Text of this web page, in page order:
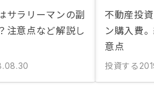
サラリーマンの副
注意点など解説し
不動産投
ン購入費
意点
投資する